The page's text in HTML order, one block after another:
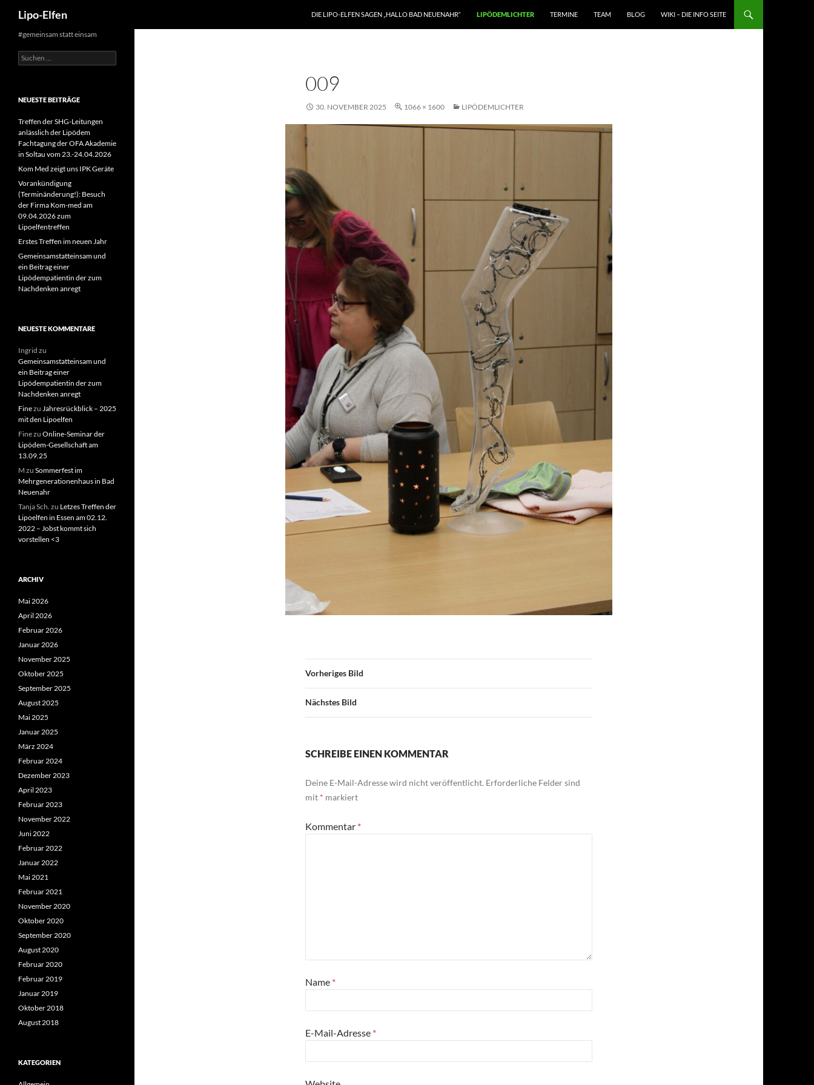
Zum
Inhalt
springen
Lipo-Elfen DIE LIPO-ELFEN SAGEN „HALLO BAD NEUENAHR“ LIPÖDEMLICHTER TERMINE TEAM BLOG WIKI – DIE INFO SEITE
009
30. NOVEMBER 2025 1066 × 1600 LIPÖDEMLICHTER
Vorheriges Bild
Nächstes Bild
SCHREIBE EINEN KOMMENTAR
Deine E-Mail-Adresse wird nicht veröffentlicht. Erforderliche Felder sind
mit * markiert
Kommentar *
Name *
E-Mail-Adresse *
#gemeinsam statt einsam
Suchen
nach:
NEUESTE BEITRÄGE
Treffen der SHG-Leitungen
anlässlich der Lipödem
Fachtagung der OFA Akademie
in Soltau vom 23.-24.04.2026
Kom Med zeigt uns IPK Geräte
Vorankündigung
(Terminänderung!): Besuch
der Firma Kom-med am
09.04.2026 zum
Lipoelfentreffen
Erstes Treffen im neuen Jahr
Gemeinsamstatteinsam und
ein Beitrag einer
Lipödempatientin der zum
Nachdenken anregt
NEUESTE KOMMENTARE
Ingrid zu
Gemeinsamstatteinsam und
ein Beitrag einer
Lipödempatientin der zum
Nachdenken anregt
Finezu Jahresrückblick – 2025
mit den Lipoelfen
Finezu Online-Seminar der
Lipödem-Gesellschaft am
13.09.25
M zu Sommerfest im
Mehrgenerationenhaus in Bad
Neuenahr
Tanja Sch. zu Letzes Treffen der
Lipoelfen in Essen am 02.12.
2022 – Jobst kommt sich
vorstellen <3
ARCHIV
Mai 2026
April 2026
Februar 2026
Januar 2026
November 2025
Oktober 2025
September 2025
August 2025
Mai 2025
Januar 2025
März 2024
Februar 2024
Dezember 2023
April 2023
Februar 2023
November 2022
Juni 2022
Februar 2022
Januar 2022
Mai 2021
Februar 2021
November 2020
Oktober 2020
September 2020
August 2020
Februar 2020
Februar 2019
Januar 2019
Oktober 2018
August 2018
KATEGORIEN